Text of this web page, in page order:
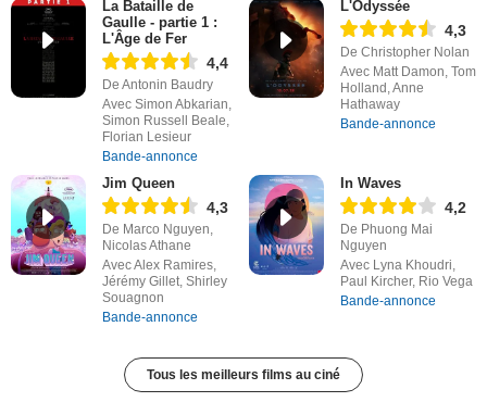
La Bataille de
Gaulle - partie 1 :
L'Âge de Fer
4,4
De Antonin Baudry
Avec Simon Abkarian,
Simon Russell Beale,
Florian Lesieur
Bande-annonce
L'Odyssée
4,3
De Christopher Nolan
Avec Matt Damon, Tom
Holland, Anne
Hathaway
Bande-annonce
Jim Queen
4,3
De Marco Nguyen,
Nicolas Athane
Avec Alex Ramires,
Jérémy Gillet, Shirley
Souagnon
Bande-annonce
In Waves
4,2
De Phuong Mai
Nguyen
Avec Lyna Khoudri,
Paul Kircher, Rio Vega
Bande-annonce
Tous les meilleurs films au ciné